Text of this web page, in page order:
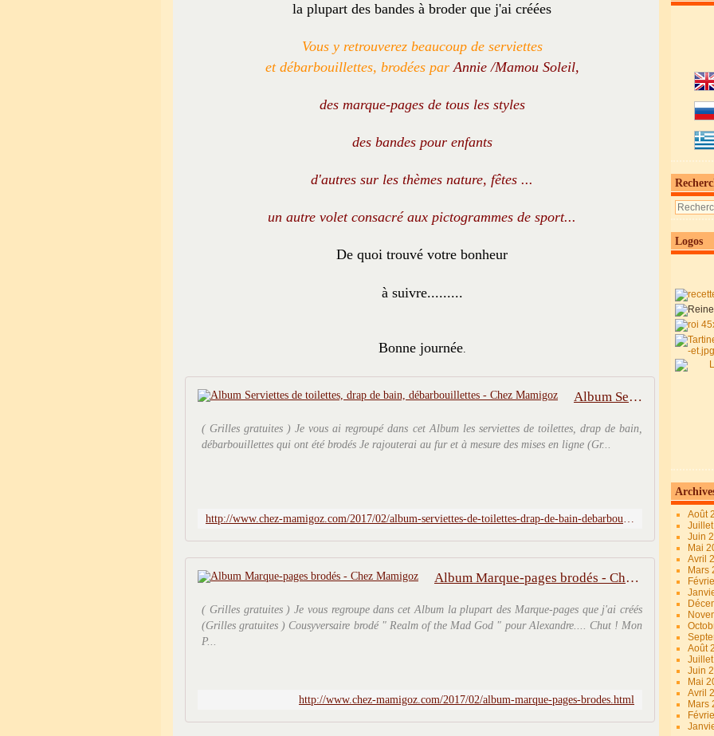
la plupart des bandes à broder que j'ai créées
Vous y retrouverez beaucoup de serviettes
et débarbouillettes, brodées parAnnie /Mamou Soleil,
des marque-pages de tous les styles
des bandes pour enfants
d'autres sur les thèmes nature, fêtes ...
un autre volet consacré aux pictogrammes de sport...
De quoi trouvé votre bonheur
à suivre.........
Bonne journée.
Album Serviettes de toilettes, drap de bain, débarbouillettes - Chez Mamigoz
( Grilles gratuites ) Je vous ai regroupé dans cet Album les serviettes de toilettes, drap de bain,
débarbouillettes qui ont été brodés Je rajouterai au fur et à mesure des mises en ligne (Gr...
http://www.chez-mamigoz.com/2017/02/album-serviettes-de-toilettes-drap-de-bain-debarbouillettes.html
Album Marque-pages brodés - Chez Mamigoz
( Grilles gratuites ) Je vous regroupe dans cet Album la plupart des Marque-pages que j'ai créés
(Grilles gratuites ) Cousyversaire brodé " Realm of the Mad God " pour Alexandre.... Chut ! Mon
P...
http://www.chez-mamigoz.com/2017/02/album-marque-pages-brodes.html
Logos
Août
Juin
Mai
Avril
Mars
Août
Juin
Mai
Avril
Mars